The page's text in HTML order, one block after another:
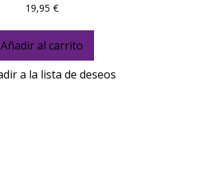
19,95€
Añadir al carrito